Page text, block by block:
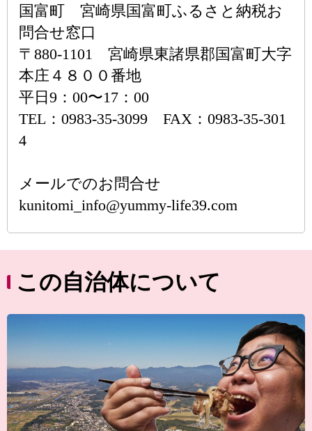
国富町 宮崎県国富町ふるさと納税お
問合せ窓口
〒880-1101 宮崎県東諸県郡国富町大字
本庄４８００番地
平日9：00〜17：00
TEL：0983-35-3099 FAX：0983-35-301
4
メールでのお問合せ
kunitomi_info@yummy-life39.com
この自治体について